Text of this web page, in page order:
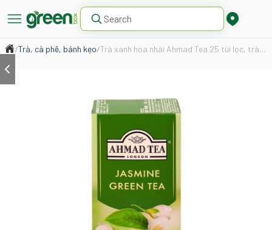
/Trà, cà phê, bánh kẹo/ Trà xanh hoa nhài Ahmad Tea 25 túi lọc, trà Anh thơm thanh tao, uống dịu nhẹ thư giãn